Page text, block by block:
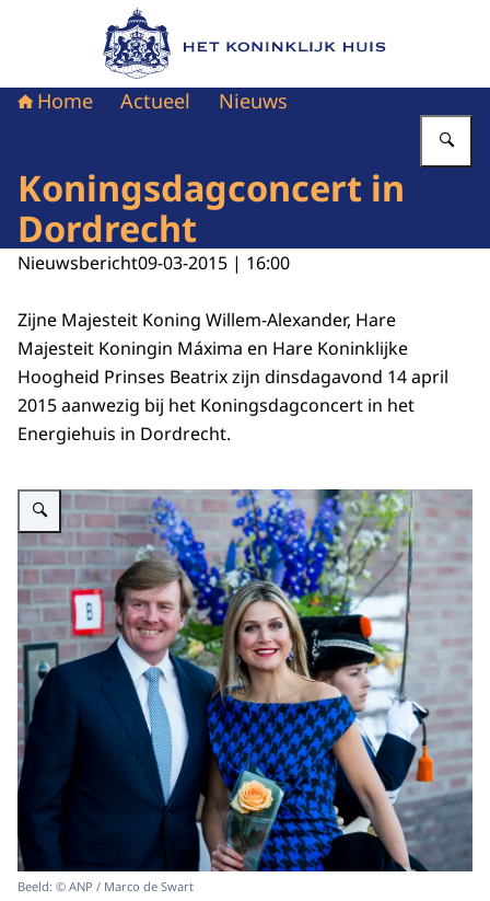
Naar de homepage van Het Koninklijk Huis
Home Actueel Nieuws
Koningsdagconcert in
Dordrecht
Nieuwsbericht09-03-2015 | 16:00
Zijne Majesteit Koning Willem-Alexander, Hare
Majesteit Koningin Máxima en Hare Koninklijke
Hoogheid Prinses Beatrix zijn dinsdagavond 14 april
2015 aanwezig bij het Koningsdagconcert in het
Energiehuis in Dordrecht.
Vergroot afbeelding Dordrecht, 14 april 2015: Koning Willem-Alexander
Beeld: © ANP / Marco de Swart